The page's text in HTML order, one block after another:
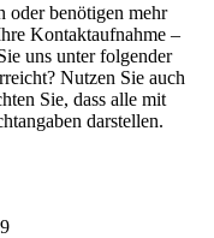
oder benötigen mehr
Kontaktaufnahme –
uns unter folgender
Nutzen Sie auch
Sie, dass alle mit
darstellen.